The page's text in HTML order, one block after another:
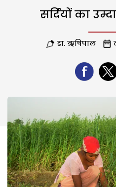
सर्दियों का
डा. ऋषिपाल